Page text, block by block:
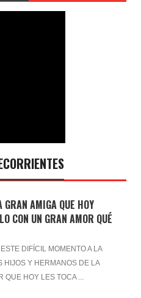
GRAN AMIGA QUE HOY
CON UN GRAN AMOR QUÉ
DIFÍCIL MOMENTO A LA
HIJOS Y HERMANOS DE LA
QUE HOY LES TOCA ...